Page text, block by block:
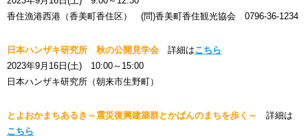
香住漁港西港（香美町香住区） (問)香美町香住観光協会 0796-36-1234
日本ハンザキ研究所 秋の公開見学会 詳細はこちら
2023年9月16日(土) 10:00～15:00
日本ハンザキ研究所（朝来市生野町）
とよおかまちあるき～震災復興建築群とかばんのまちを歩く～
詳細は
こちら